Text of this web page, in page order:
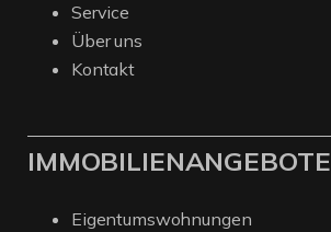
Service
Über uns
Kontakt
IMMOBILIENANGEBOTE
Eigentumswohnungen